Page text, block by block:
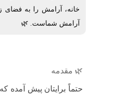
خانه، آرامش را به فضای
آرامش شماست. 🌿
🌿 مقدمه
حتماً برایتان پیش آمده